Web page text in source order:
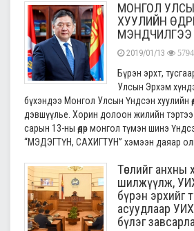
МОНГОЛ
ХУУЛИЙН
МЭНДЧИЛГЭЭ
2019/01/13 5794
Бүрэн эрхт,
Улсын Эрхэм
бүхэндээ Монгол Улсын Үндсэн хуулийн
дэвшүүлье. Хорин долоон жилийн
сарын 13-ны өдөр монгол түмэн шинэ
“МЭДЭГТҮН, САХИГТУН” хэмээн даяар
Төслийг анхны
шилжүүлж,
бүрэн эрхийг
асуудлаар
бүлэг